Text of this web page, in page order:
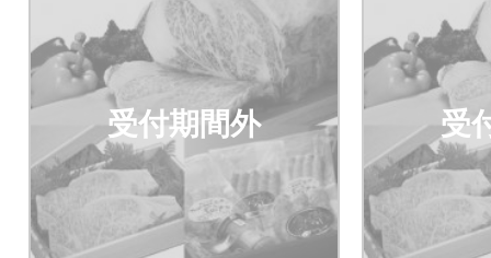
受付期間外 受